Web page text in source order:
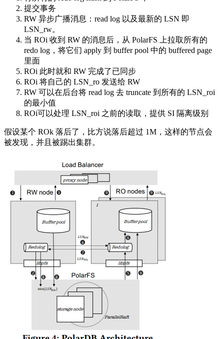
提交事务
RW 异步广播消息：read log 以及最新的 LSN 即
LSN_rw。
当 ROi 收到 RW 的消息后，从 PolarFS 上拉取所有的
redo log，将它们 apply 到 buffer pool 中的 buffered page
里面
ROi 此时就和 RW 完成了已同步
ROi 将自己的 LSN_ro 发送给 RW
RW 可以在后台将 read log 去 truncate 到所有的 LSN_roi
的最小值
ROi可以处理 LSN_roi 之前的读取，提供 SI 隔离级别
假设某个 ROk 落后了，比方说落后超过 1M，这样的节点会
被发现，并且被踢出集群。